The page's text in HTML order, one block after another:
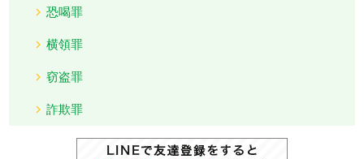
恐喝罪
横領罪
窃盗罪
詐欺罪